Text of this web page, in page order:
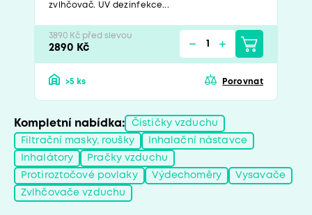
zvlhčovač. UV dezinfekce...
3890 Kč před slevou
2890 Kč
>5 ks Porovnat
Kompletní nabídka: Čističky vzduchu
Filtrační masky, roušky Inhalační nástavce
Inhalátory Pračky vzduchu
Protiroztočové povlaky Výdechoměry Vysavače
Zvlhčovače vzduchu